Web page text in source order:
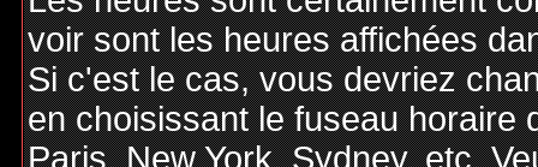
voir sont les heures affichées
Si c'est le cas, vous devriez
en choisissant le fuseau horaire
Paris, New York, Sydney, etc.